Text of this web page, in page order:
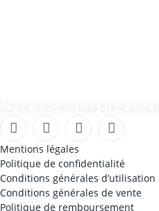
FacebookInstagramTikTok
YouTube
Mentions légales
Politique de confidentialité
Conditions générales d’utilisation
Conditions générales de vente
Politique de remboursement